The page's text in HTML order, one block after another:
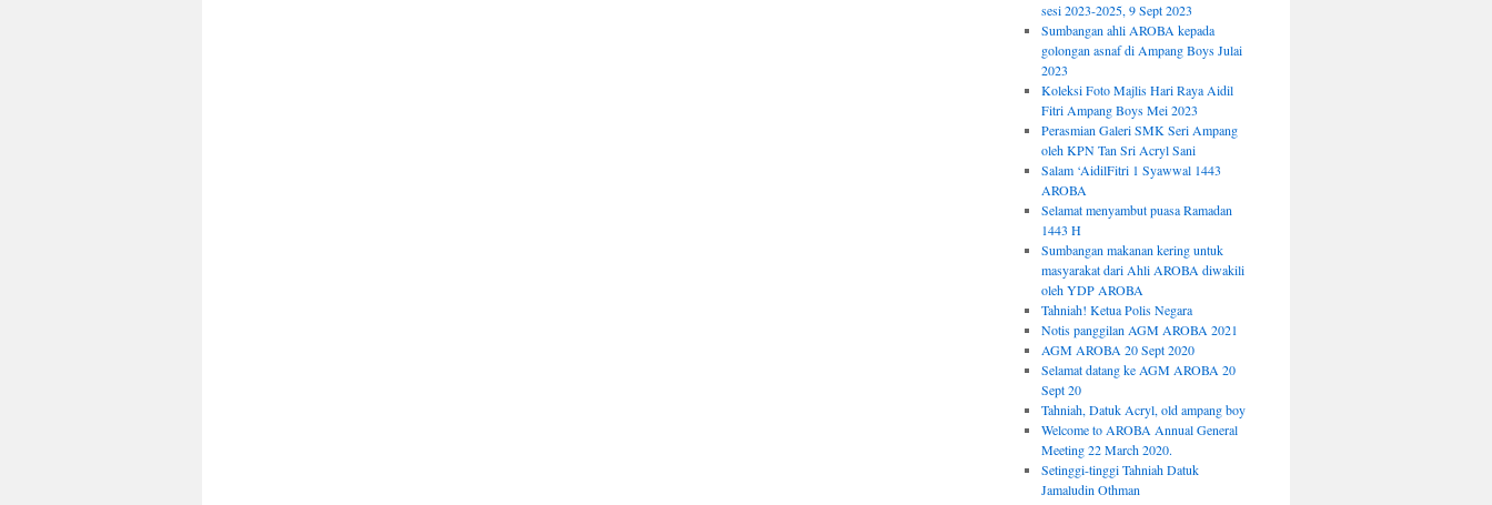
sesi 2023-2025, 9 Sept 2023
Sumbangan ahli AROBA kepada
golongan asnaf di Ampang Boys Julai
2023
Koleksi Foto Majlis Hari Raya Aidil
Fitri Ampang Boys Mei 2023
Perasmian Galeri SMK Seri Ampang
oleh KPN Tan Sri Acryl Sani
Salam ‘AidilFitri 1 Syawwal 1443
AROBA
Selamat menyambut puasa Ramadan
1443 H
Sumbangan makanan kering untuk
masyarakat dari Ahli AROBA diwakili
oleh YDP AROBA
Tahniah! Ketua Polis Negara
Notis panggilan AGM AROBA 2021
AGM AROBA 20 Sept 2020
Selamat datang ke AGM AROBA 20
Sept 20
Tahniah, Datuk Acryl, old ampang boy
Welcome to AROBA Annual General
Meeting 22 March 2020.
Setinggi-tinggi Tahniah Datuk
Jamaludin Othman